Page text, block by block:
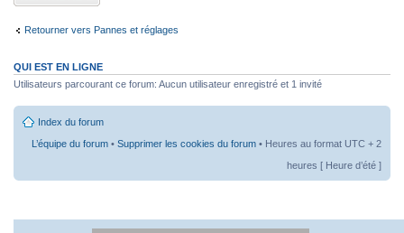
Retourner vers Pannes et réglages
QUI EST EN LIGNE
Utilisateurs parcourant ce forum: Aucun utilisateur enregistré et 1 invité
Index du forum
L’équipe du forum • Supprimer les cookies du forum • Heures au format UTC + 2
heures [ Heure d’été ]